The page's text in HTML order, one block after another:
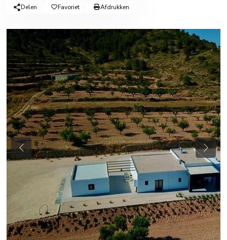
Delen Favoriet Afdrukken
Previous Next